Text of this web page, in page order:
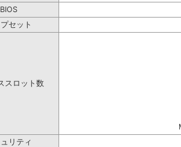
BIOS
セット
スロット数
リティ